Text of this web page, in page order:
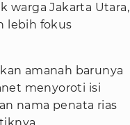
warga Jakarta Utara,
lebih fokus
amanah barunya
menyoroti isi
nama penata rias